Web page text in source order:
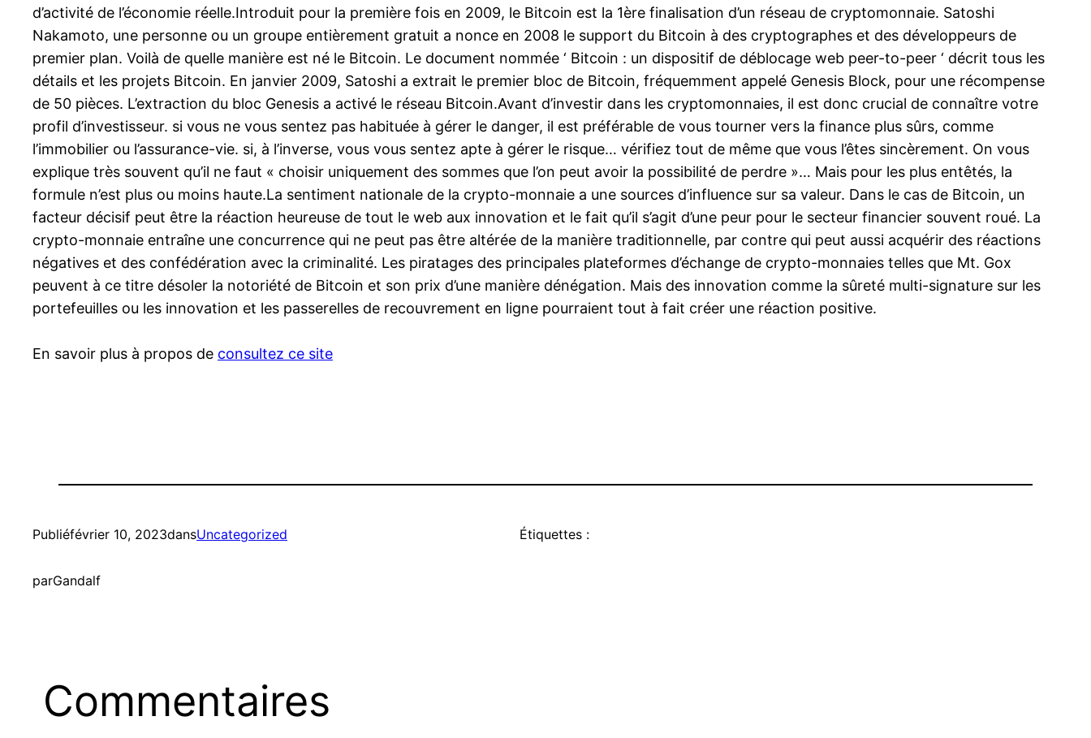
d’activité de l’économie réelle.Introduit pour la première fois en 2009, le Bitcoin est la 1ère finalisation d’un réseau de cryptomonnaie. Satoshi
Nakamoto, une personne ou un groupe entièrement gratuit a nonce en 2008 le support du Bitcoin à des cryptographes et des développeurs de
premier plan. Voilà de quelle manière est né le Bitcoin. Le document nommée ‘ Bitcoin : un dispositif de déblocage web peer-to-peer ‘ décrit tous les
détails et les projets Bitcoin. En janvier 2009, Satoshi a extrait le premier bloc de Bitcoin, fréquemment appelé Genesis Block, pour une récompense
de 50 pièces. L’extraction du bloc Genesis a activé le réseau Bitcoin.Avant d’investir dans les cryptomonnaies, il est donc crucial de connaître votre
profil d’investisseur. si vous ne vous sentez pas habituée à gérer le danger, il est préférable de vous tourner vers la finance plus sûrs, comme
l’immobilier ou l’assurance-vie. si, à l’inverse, vous vous sentez apte à gérer le risque… vérifiez tout de même que vous l’êtes sincèrement. On vous
explique très souvent qu’il ne faut « choisir uniquement des sommes que l’on peut avoir la possibilité de perdre »… Mais pour les plus entêtés, la
formule n’est plus ou moins haute.La sentiment nationale de la crypto-monnaie a une sources d’influence sur sa valeur. Dans le cas de Bitcoin, un
facteur décisif peut être la réaction heureuse de tout le web aux innovation et le fait qu’il s’agit d’une peur pour le secteur financier souvent roué. La
crypto-monnaie entraîne une concurrence qui ne peut pas être altérée de la manière traditionnelle, par contre qui peut aussi acquérir des réactions
négatives et des confédération avec la criminalité. Les piratages des principales plateformes d’échange de crypto-monnaies telles que Mt. Gox
peuvent à ce titre désoler la notoriété de Bitcoin et son prix d’une manière dénégation. Mais des innovation comme la sûreté multi-signature sur les
portefeuilles ou les innovation et les passerelles de recouvrement en ligne pourraient tout à fait créer une réaction positive.
En savoir plus à propos de consultez ce site
Publiéfévrier 10, 2023dansUncategorized
parGandalf
Étiquettes :
Commentaires